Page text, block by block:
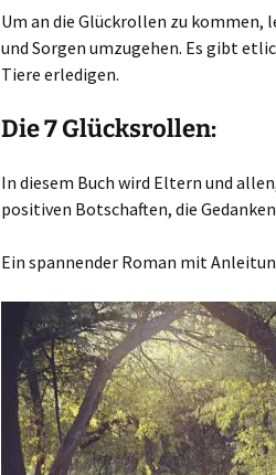
Um an die Glückrollen zu kommen,
und Sorgen umzugehen. Es gibt
Tiere erledigen.
Die 7 Glücksrollen:
In diesem Buch wird Eltern und
positiven Botschaften, die
Ein spannender Roman mit